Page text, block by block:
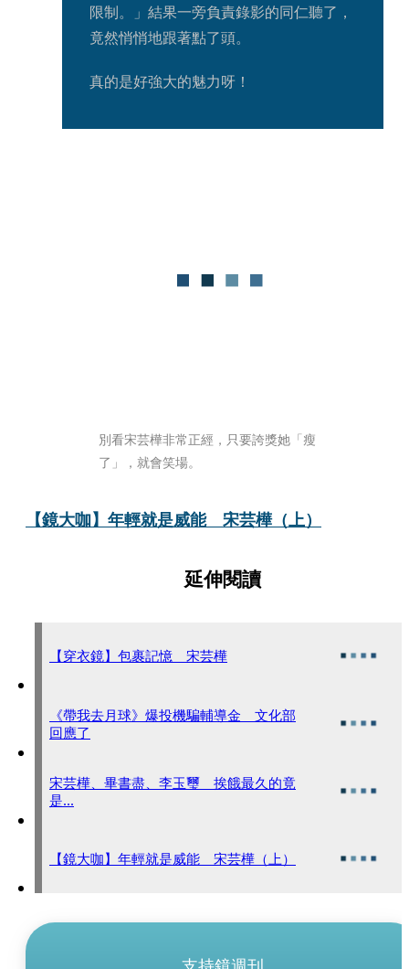
限制。」結果一旁負責錄影的同仁聽了，
竟然悄悄地跟著點了頭。
真的是好強大的魅力呀！
別看宋芸樺非常正經，只要誇獎她「瘦
了」，就會笑場。
【鏡大咖】年輕就是威能　宋芸樺（上）
延伸閱讀
【穿衣鏡】包裹記憶 宋芸樺
《帶我去月球》爆投機騙輔導金 文化部
回應了
宋芸樺、畢書盡、李玉璽 挨餓最久的竟
是...
【鏡大咖】年輕就是威能 宋芸樺（上）